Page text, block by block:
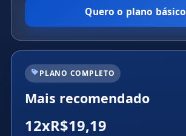
Quero o plano básico
PLANO COMPLETO
Mais recomendado
12xR$19,19